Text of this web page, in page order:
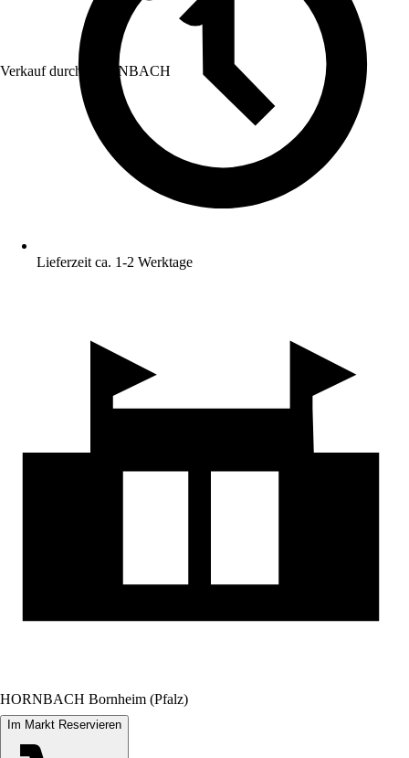
Verkauf durch: HORNBACH
Lieferzeit ca. 1-2 Werktage
HORNBACH Bornheim (Pfalz)
Im Markt Reservieren